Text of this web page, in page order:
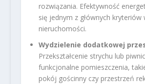
rozwiązania. Efektywność
się jednym z głównych kryteriów
nieruchomości.
Wydzielenie dodatkowej
Przekształcenie strychu lub
funkcjonalne pomieszczenia,
pokój gościnny czy przestrzeń